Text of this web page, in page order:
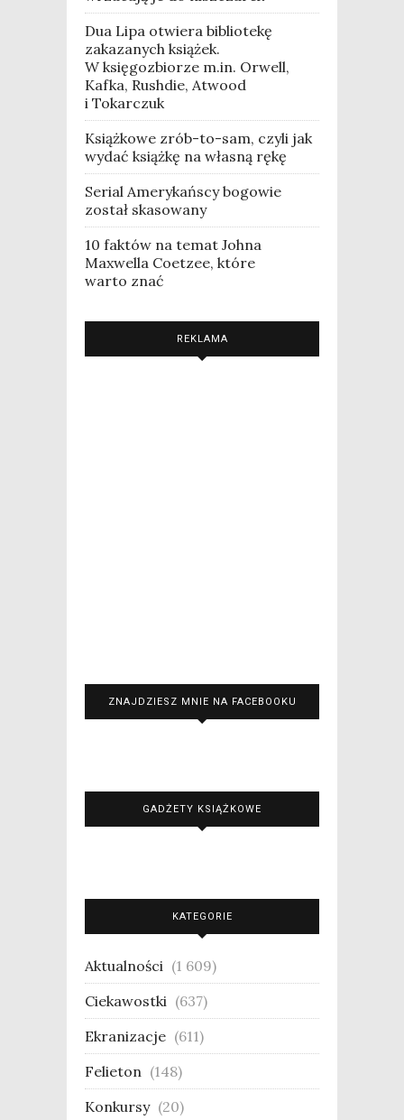
Dua Lipa otwiera bibliotekę
zakazanych książek.
W księgozbiorze m.in. Orwell,
Kafka, Rushdie, Atwood
i Tokarczuk
Książkowe zrób-to-sam, czyli jak
wydać książkę na własną rękę
Serial Amerykańscy bogowie
został skasowany
10 faktów na temat Johna
Maxwella Coetzee, które
warto znać
REKLAMA
ZNAJDZIESZ MNIE NA FACEBOOKU
GADŻETY KSIĄŻKOWE
KATEGORIE
Aktualności (1 609)
Ciekawostki (637)
Ekranizacje (611)
Felieton (148)
Konkursy (20)